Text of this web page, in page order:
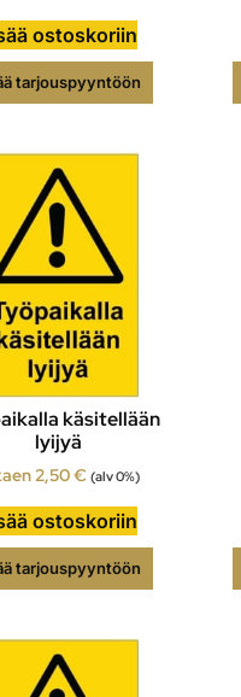
ostoskoriin
tarjouspyyntöön
käsitellään
lyijyä
2,50€ (alv 0%)
ostoskoriin
tarjouspyyntöön